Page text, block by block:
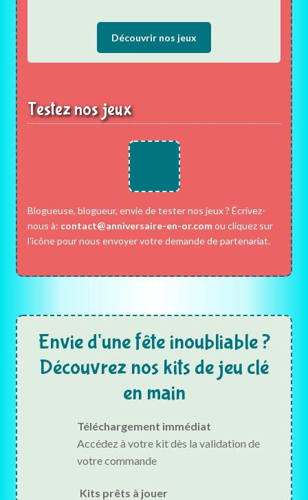
Découvrir nos jeux
Testez nos jeux
Blogueuse, blogueur, envie de tester nos jeux ? Écrivez-
nous à: contact@anniversaire-en-or.comou cliquez sur
l'icône pour nous envoyer votre demande de partenariat.
Envie d'une fête inoubliable ?
Découvrez nos kits de jeu clé
en main
Téléchargement immédiat
Accédez à votre kit dès la validation de
votre commande
Kits prêts à jouer